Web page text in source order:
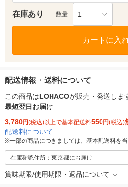
在庫あり 数量 1
カートに入
配送情報・送料について
この商品はLOHACOが販売・発送しま
最短翌日お届け
3,780円(税込)以上で基本配送料550円(税込)
配送料について
※一部の商品につきましては、基本配送料を当
在庫確認住所：東京都にお届け
賞味期限/使用期限・返品について